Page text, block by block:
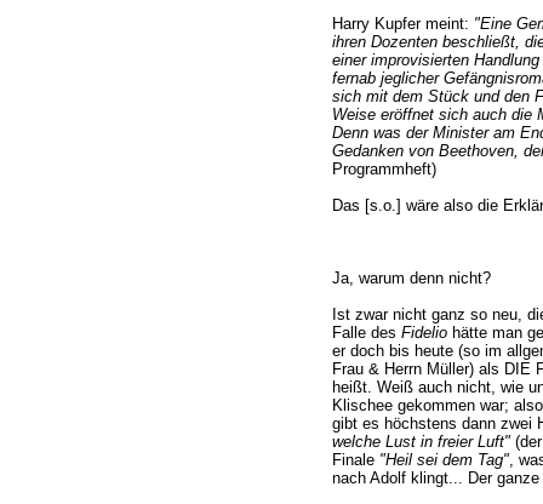
Harry Kupfer meint: "Eine
ihren Dozenten beschließt,
einer improvisierten
fernab jeglicher
sich mit dem Stück und den
Weise eröffnet sich auch die
Denn was der Minister am
Gedanken von Beethoven,
Programmheft)
Das [s.o.] wäre also die
Ja, warum denn nicht?
Ist zwar nicht ganz so neu,
Falle des Fideliohätte man
er doch bis heute (so im
Frau & Herrn Müller) als DIE
heißt. Weiß auch nicht, wie
Klischee gekommen war;
gibt es höchstens dann zwei
welche Lust in freier Luft"(der
Finale "Heil sei dem Tag",
nach Adolf klingt... Der